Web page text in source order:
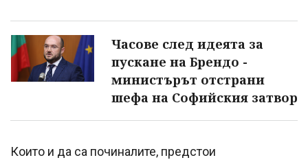
Часове след идеята за
пускане на Брендо -
министърът отстрани
шефа на Софийския затвор
Които и да са починалите, предстои